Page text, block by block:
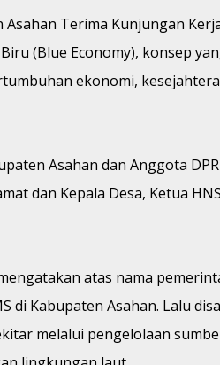
Terima Kunjungan
(Blue Economy), konsep
ekonomi,
Asahan dan Anggota
dan Kepala Desa, Ketua
atas nama
di Kabupaten Asahan. Lalu
melalui pengelolaan